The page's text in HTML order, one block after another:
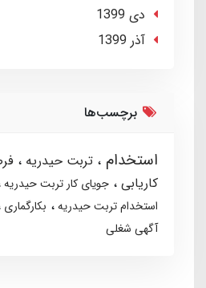
دی 1399
آذر 1399
برچسب‌ها
استخدام تربت حیدریه
کاریابی
جویای کار تربت حیدریه
استخدام تربت حیدریه
بکارگماری
آگهی شغلی